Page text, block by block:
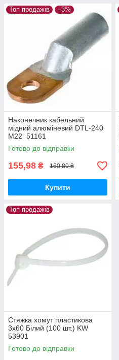
Топ продажів –3%
Наконечник кабельний
мідний алюміневий DTL-240
М22 51161
Готово до відправки
155,98 ₴ 160,80 ₴
Купити
Топ продажів
Стяжка хомут пластикова
3х60 Білий (100 шт.) KW
53901
Готово до відправки